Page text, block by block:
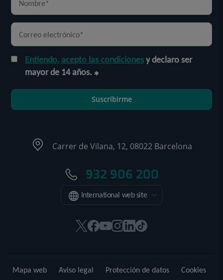
Entiendo, acepto las condicionesy declaro ser
mayor de 14 años.
Suscribirme
Carrer de Vilana, 12, 08022 Barcelona
932 906 200
International web site
Este
en
Este
en
Este
en
Este
en
Este
en
Enlace
externa.
Mapa web Aviso legal Protección de datos Cookies